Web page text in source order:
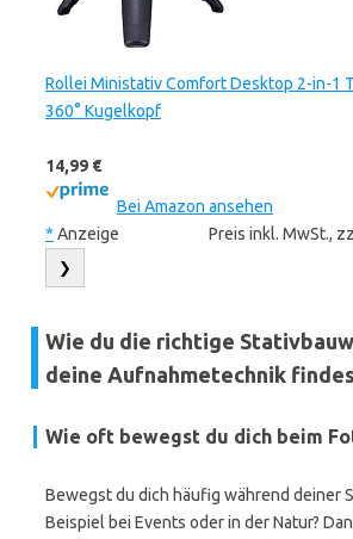
Rollei Ministativ Comfort Desktop 2-in-1
360° Kugelkopf
14,99 €
Bei Amazon ansehen
* Anzeige Preis inkl. MwSt.,
❯
Wie du die richtige
deine Aufnahmetechnik
Wie oft bewegst du dich beim
Bewegst du dich häufig während deiner
Beispiel bei Events oder in der Natur?